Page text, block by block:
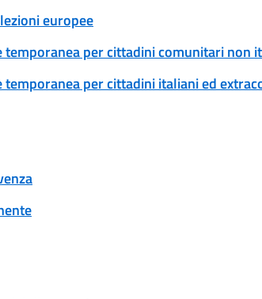
europee
per cittadini comunitari non
per cittadini italiani ed